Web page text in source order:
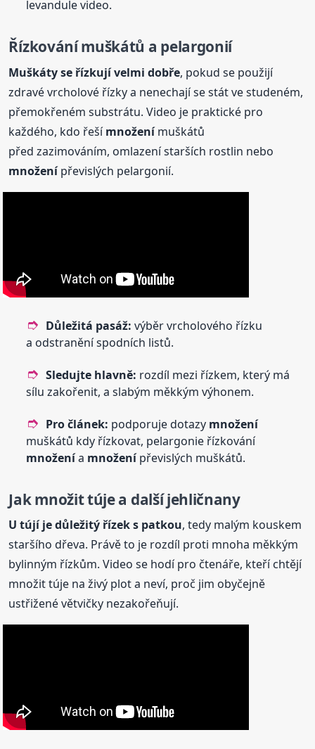
levandule video.
Řízkování muškátů a pelargonií
Muškáty se řízkují velmi dobře, pokud se použijí
zdravé vrcholové řízky a nenechají se stát ve studeném,
přemokřeném substrátu. Video je praktické pro
každého, kdo řešímnoženímuškátů
před zazimováním, omlazení starších rostlin nebo
množenípřevislých pelargonií.
Důležitá pasáž: výběr vrcholového řízku
a odstranění spodních listů.
Sledujte hlavně: rozdíl mezi řízkem, který má
sílu zakořenit, a slabým měkkým výhonem.
Pro článek: podporuje dotazy množení
muškátů kdy řízkovat, pelargonie řízkování
množenía množenípřevislých muškátů.
Jak množit túje a další jehličnany
U tújí je důležitý řízek s patkou, tedy malým kouskem
staršího dřeva. Právě to je rozdíl proti mnoha měkkým
bylinným řízkům. Video se hodí pro čtenáře, kteří chtějí
množit túje na živý plot a neví, proč jim obyčejně
ustřižené větvičky nezakořeňují.